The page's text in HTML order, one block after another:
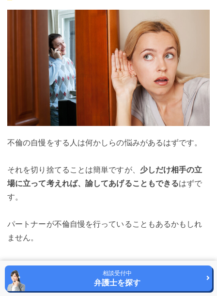
不倫の自慢をする人は何かしらの悩みがあるはずです。
それを切り捨てることは簡単ですが、 少しだけ相手の立
場に立って考えれば、諭してあげることもできるはずで
す。
パートナーが不倫自慢を行っていることもあるかもしれ
ません。
再構築が難しいのならば、弁護士や探偵といった専
門家に相談しましょう。
相談受付中
弁護士を探す